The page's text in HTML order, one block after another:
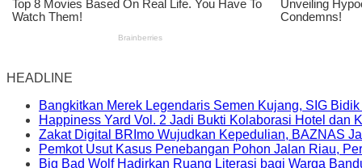
HEADLINE
Bangkitkan Merek Legendaris Semen Kujang, SIG
Happiness Yard Vol. 2 Jadi Bukti Kolaborasi Hotel dan
Zakat Digital BRImo Wujudkan Kepedulian, BAZNAS
Pemkot Usut Kasus Penebangan Pohon Jalan Riau,
Big Bad Wolf Hadirkan Ruang Literasi bagi Warga